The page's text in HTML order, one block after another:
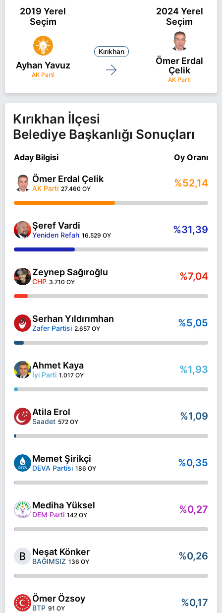
2019 Yerel
Seçim
2024 Yerel
Seçim
Ayhan Yavuz
AK Parti
Kırıkhan
Ömer Erdal
Çelik
AK Parti
Kırıkhan İlçesi
Belediye Başkanlığı Sonuçları
Aday Bilgisi Oy Oranı
Ömer Erdal Çelik
AK Parti 27.460 OY %52,14
Şeref Vardi
Yeniden Refah 16.529 OY %31,39
Zeynep Sağıroğlu
CHP 3.710 OY %7,04
Serhan Yıldırımhan
Zafer Partisi 2.657 OY %5,05
Ahmet Kaya
İyi Parti 1.017 OY %1,93
Atila Erol
Saadet 572 OY %1,09
Memet Şirikçi
DEVA Partisi 186 OY %0,35
Mediha Yüksel
DEM Parti 142 OY %0,27
Neşat Könker
BAĞIMSIZ 136 OY %0,26
Ömer Özsoy
BTP 91 OY %0,17